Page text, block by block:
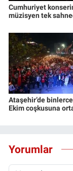
Cumhuriyet
müzisyen tek
Ataşehir’de
Ekim coşkusuna
Yorumlar